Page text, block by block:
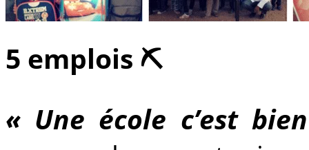
5 emplois ⛏
« Une école c’est